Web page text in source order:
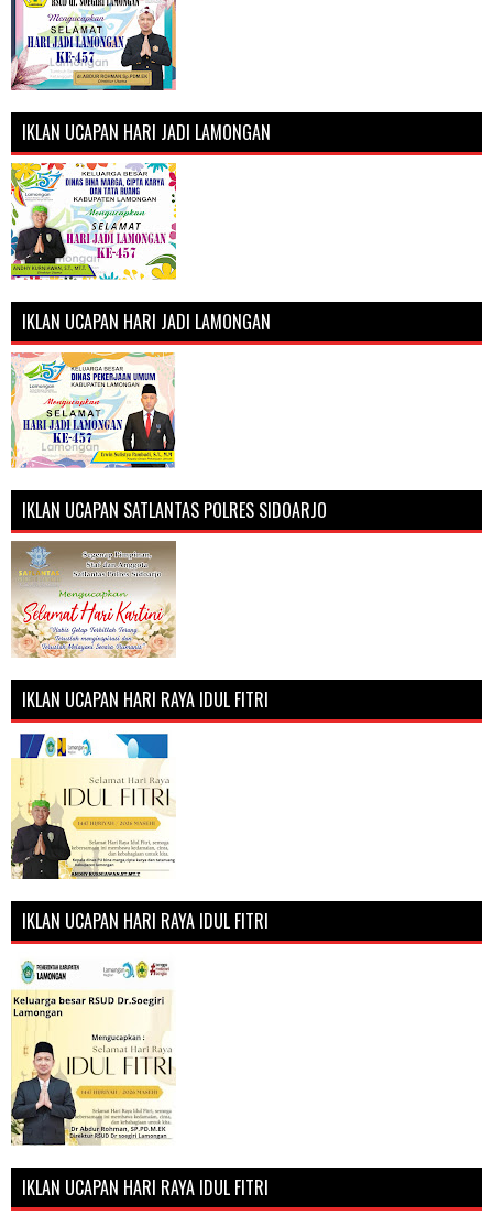
IKLAN UCAPAN HARI JADI LAMONGAN
IKLAN UCAPAN HARI JADI LAMONGAN
IKLAN UCAPAN SATLANTAS POLRES SIDOARJO
IKLAN UCAPAN HARI RAYA IDUL FITRI
IKLAN UCAPAN HARI RAYA IDUL FITRI
IKLAN UCAPAN HARI RAYA IDUL FITRI